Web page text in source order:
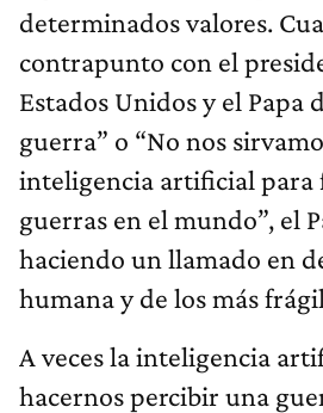
determinados valores.
contrapunto con el
Estados Unidos y el Papa
guerra” o “No nos
inteligencia artificial para
guerras en el mundo”, el
haciendo un llamado en
humana y de los más
A veces la inteligencia
hacernos percibir una